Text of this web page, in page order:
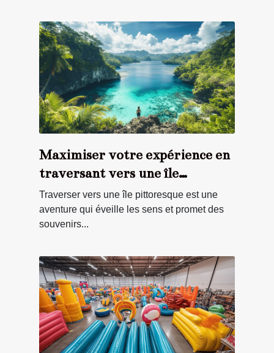
Maximiser votre expérience en
traversant vers une île
pittoresque
Traverser vers une île pittoresque est une
aventure qui éveille les sens et promet des
souvenirs...